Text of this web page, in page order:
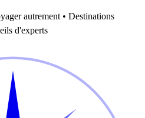
autrement • Destinations
d'experts